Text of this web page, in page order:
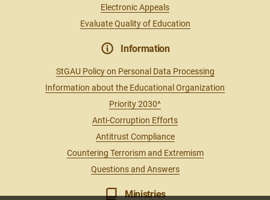
Electronic Appeals
Evaluate Quality of Education
Information
StGAU Policy on Personal Data Processing
Information about the Educational Organization
Priority 2030^
Anti-Corruption Efforts
Antitrust Compliance
Countering Terrorism and Extremism
Questions and Answers
Ministries